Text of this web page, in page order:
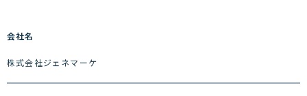
会社名
株式会社ジェネマーケ